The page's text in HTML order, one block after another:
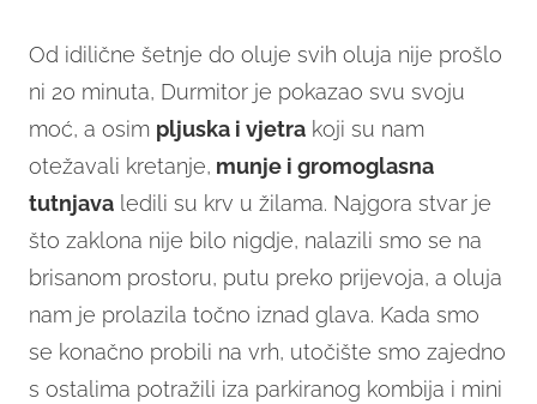
Od idilične šetnje do oluje svih oluja nije prošlo
ni 20 minuta, Durmitor je pokazao svu svoju
moć, a osim pljuska i vjetra koji su nam
otežavali kretanje, munje i gromoglasna
tutnjava ledili su krv u žilama. Najgora stvar je
što zaklona nije bilo nigdje, nalazili smo se na
brisanom prostoru, putu preko prijevoja, a oluja
nam je prolazila točno iznad glava. Kada smo
se konačno probili na vrh, utočište smo zajedno
s ostalima potražili iza parkiranog kombija i mini